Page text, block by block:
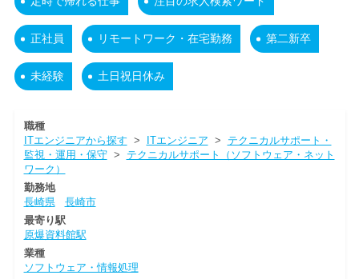
正社員 リモートワーク・在宅勤務 第二新卒
未経験 土日祝日休み
職種
ITエンジニアから探す > ITエンジニア > テクニカルサポート・
監視・運用・保守> テクニカルサポート（ソフトウェア・ネット
ワーク）
勤務地
長崎県
長崎市
最寄り駅
原爆資料館駅
業種
ソフトウェア・情報処理